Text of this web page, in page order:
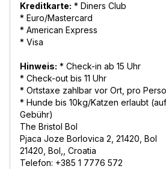
Kreditkarte: * Diners Club
* Euro/Mastercard
* American Express
* Visa
Hinweis: * Check-in ab 15 Uhr
* Check-out bis 11 Uhr
* Ortstaxe zahlbar vor Ort, pro
* Hunde bis 10kg/Katzen erlaubt
Gebühr)
The Bristol Bol
Pjaca Joze Borlovica 2, 21420, Bol
21420, Bol,, Croatia
Telefon: +385 1 7776 572